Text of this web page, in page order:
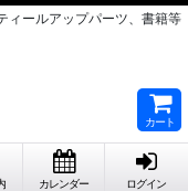
ィールアップパーツ、書籍等
カート
カレンダー ログイン